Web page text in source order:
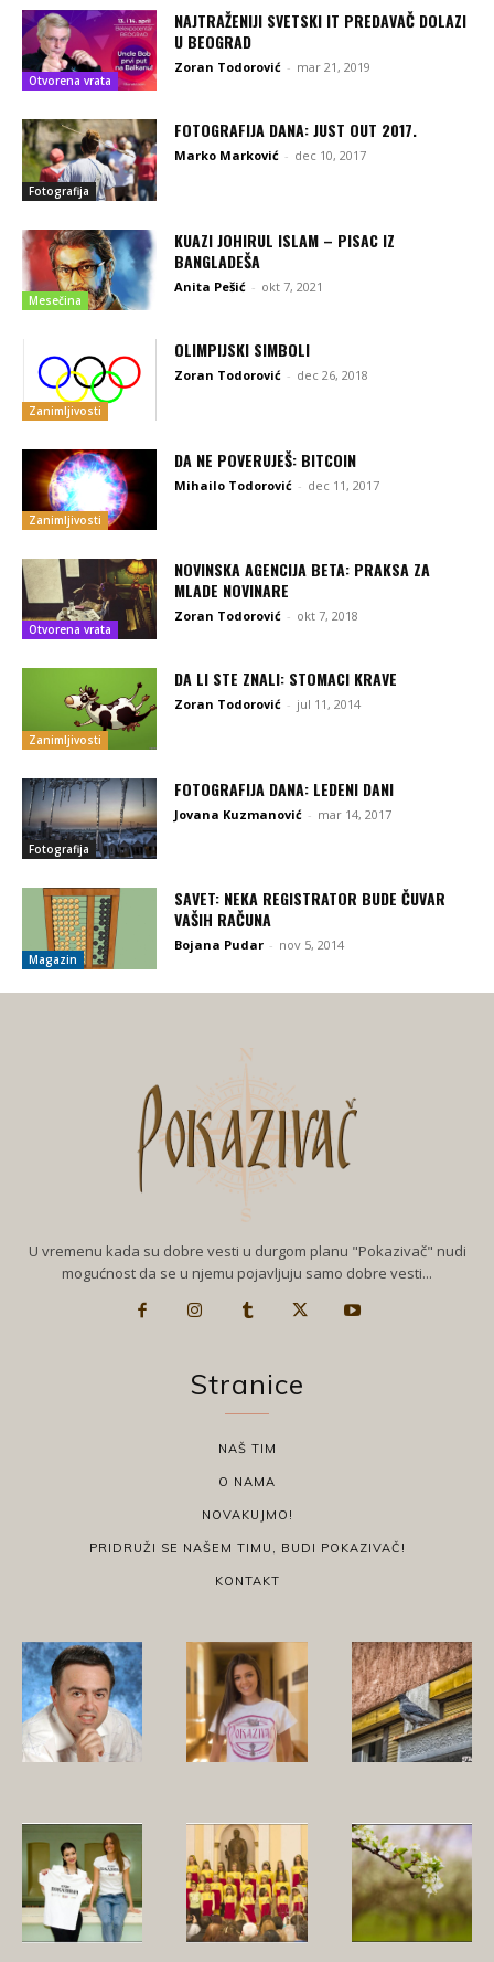
Otvorena vrata
NAJTRAŽENIJI SVETSKI IT PREDAVAČ DOLAZI
U BEOGRAD
Zoran Todorović - mar 21, 2019
Fotografija
FOTOGRAFIJA DANA: JUST OUT 2017.
Marko Marković - dec 10, 2017
Mesečina
KUAZI JOHIRUL ISLAM – PISAC IZ
BANGLADEŠA
Anita Pešić - okt 7, 2021
Zanimljivosti
OLIMPIJSKI SIMBOLI
Zoran Todorović - dec 26, 2018
Zanimljivosti
DA NE POVERUJEŠ: BITCOIN
Mihailo Todorović - dec 11, 2017
Otvorena vrata
NOVINSKA AGENCIJA BETA: PRAKSA ZA
MLADE NOVINARE
Zoran Todorović - okt 7, 2018
Zanimljivosti
DA LI STE ZNALI: STOMACI KRAVE
Zoran Todorović - jul 11, 2014
Fotografija
FOTOGRAFIJA DANA: LEDENI DANI
Jovana Kuzmanović - mar 14, 2017
Magazin
SAVET: NEKA REGISTRATOR BUDE ČUVAR
VAŠIH RAČUNA
Bojana Pudar - nov 5, 2014
U vremenu kada su dobre vesti u durgom planu "Pokazivač" nudi
mogućnost da se u njemu pojavljuju samo dobre vesti...
Stranice
NAŠ TIM
O NAMA
NOVAKUJMO!
PRIDRUŽI SE NAŠEM TIMU, BUDI POKAZIVAČ!
KONTAKT